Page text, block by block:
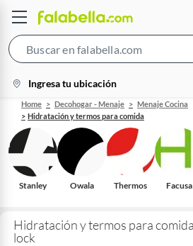
Bar
location-
icon
Ingresa tu ubicación
Home Decohogar - Menaje
Menaje Cocina
Hidratación y termos para comida
Stanley Owala Thermos Facusa
Hidratación y termos para comida - lock &
lock